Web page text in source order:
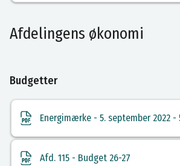
Afdelingens økonomi
Budgetter
Afd. 115 - Budget 26-27